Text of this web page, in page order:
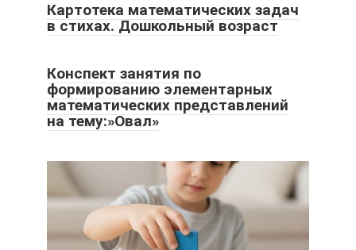
Картотека математических задач
в стихах. Дошкольный возраст
Конспект занятия по
формированию элементарных
математических представлений
на тему:»Овал»